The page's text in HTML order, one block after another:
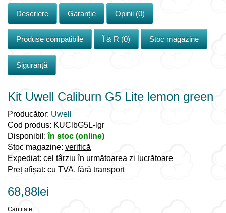
Descriere Garanție Opinii (0)
Produse compatibile Î & R (0) Stoc magazine
Siguranță
Kit Uwell Caliburn G5 Lite lemon green
Producător: Uwell
Cod produs: KUClbG5L-lgr
Disponibil:în stoc (online)
Stoc magazine: verifică
Expediat: cel târziu în următoarea zi lucrătoare
Preț afișat: cu TVA, fără transport
68,88lei
Cantitate